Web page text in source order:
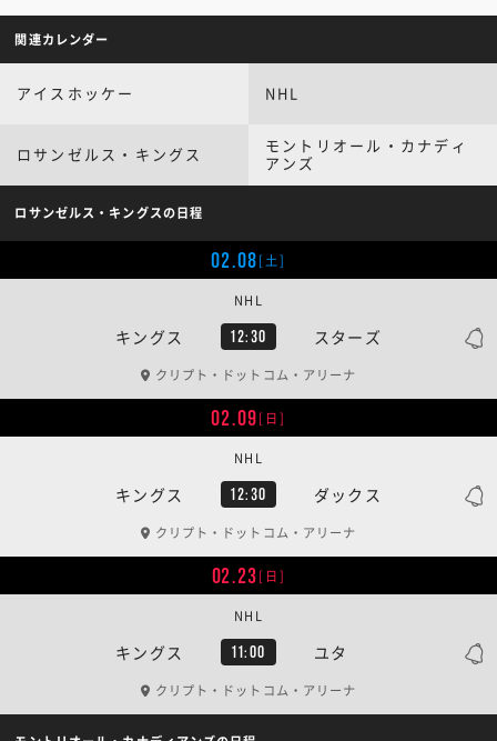
関連カレンダー
アイスホッケー NHL
ロサンゼルス・キングス
モントリオール・カナディ
アンズ
ロサンゼルス・キングスの日程
02.08[土]
キングス 12:30 スターズ
NHL
クリプト・ドットコム・アリーナ
02.09[日]
キングス 12:30 ダックス
NHL
クリプト・ドットコム・アリーナ
02.23[日]
キングス 11:00 ユタ
NHL
クリプト・ドットコム・アリーナ